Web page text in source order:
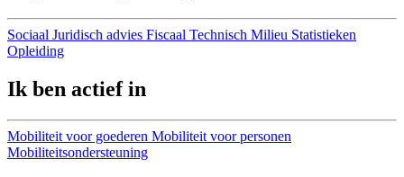
Sociaal Juridisch advies Fiscaal Technisch Milieu Statistieken
Opleiding
Ik ben actief in
Mobiliteit voor goederen Mobiliteit voor personen
Mobiliteitsondersteuning